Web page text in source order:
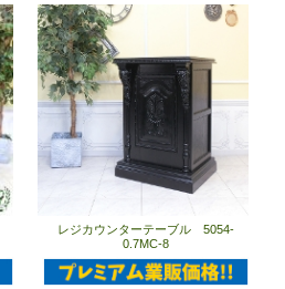
レジカウンターテーブル 5054-
0.7MC-8